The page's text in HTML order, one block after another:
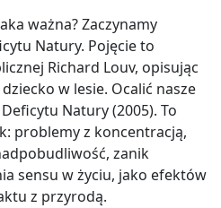
ważna? Zaczynamy
Natury. Pojęcie to
Richard Louv, opisując
w lesie. Ocalić nasze
Natury (2005). To
problemy z koncentracją,
zanik
sensu w życiu, jako efektów
z przyrodą.